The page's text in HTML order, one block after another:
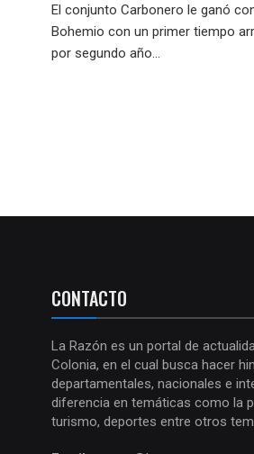
El conjunto Carbonero le ganó
Bohemio con un primer tiempo
por segundo año...
CONTACTO
La Razón es un portal de
Colonia, en el cual busca hacer
departamentales, nacionales e
diferencia en temáticas como la
turismo, deportes entre otros